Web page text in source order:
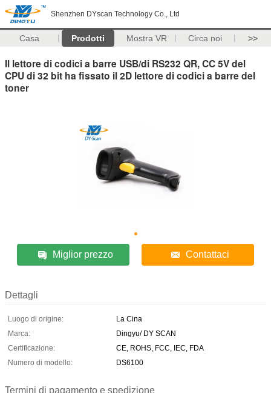
Shenzhen DYscan Technology Co., Ltd
Casa Prodotti Mostra VR Circa noi >>
Il lettore di codici a barre USB/di RS232 QR, CC 5V del
CPU di 32 bit ha fissato il 2D lettore di codici a barre del
toner
Miglior prezzo Contattaci
Dettagli
Luogo di origine:
La Cina
Marca:
Dingyu/ DY SCAN
Certificazione:
CE, ROHS, FCC, IEC, FDA
Numero di modello:
DS6100
Termini di pagamento e spedizione